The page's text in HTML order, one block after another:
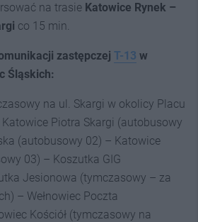
na trasie Katowice Rynek –
co 15 min.
zastępczej T-13 w
Śląskich:
na ul. Skargi w okolicy Placu
Piotra Skargi (autobusowy
(autobusowy 02) – Katowice
03) – Koszutka GIG
Jesionowa (tymczasowy – za
– Wełnowiec Poczta
Kościół (tymczasowy na